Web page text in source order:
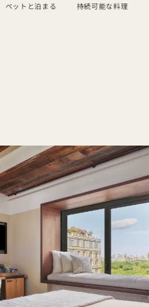
ペットと泊まる 持続可能な料理